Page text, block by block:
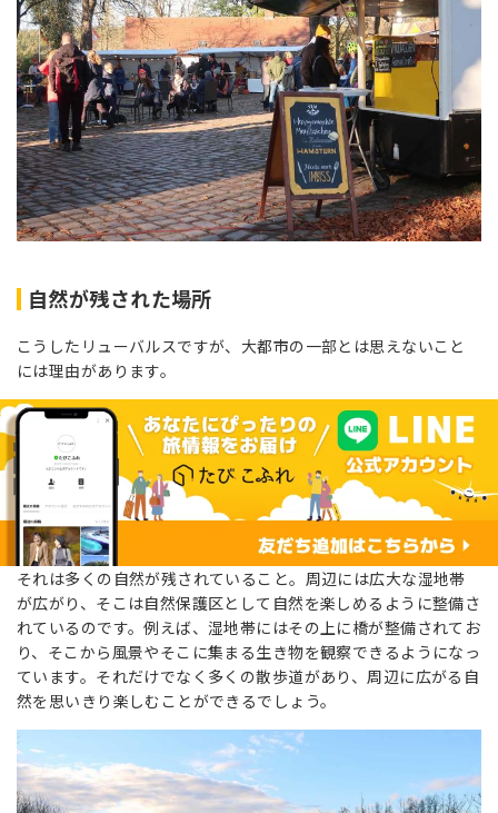
自然が残された場所
こうしたリューバルスですが、大都市の一部とは思えないこと
には理由があります。
それは多くの自然が残されていること。周辺には広大な湿地帯
が広がり、そこは自然保護区として自然を楽しめるように整備さ
れているのです。例えば、湿地帯にはその上に橋が整備されてお
り、そこから風景やそこに集まる生き物を観察できるようになっ
ています。それだけでなく多くの散歩道があり、周辺に広がる自
然を思いきり楽しむことができるでしょう。